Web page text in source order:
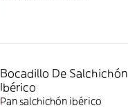
Bocadillo De Salchichón
Ibérico
Pan salchichón ibérico